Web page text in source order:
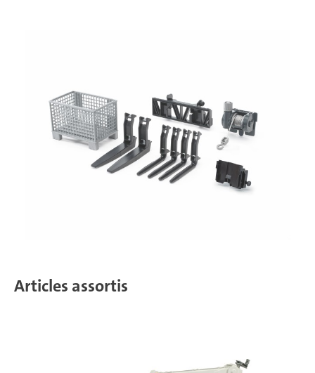
Articles assortis